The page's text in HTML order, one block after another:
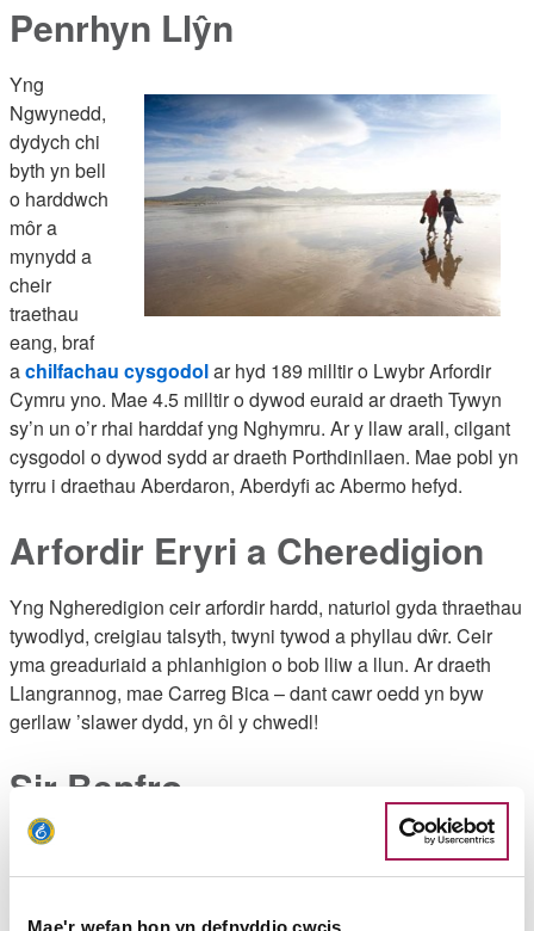
Mae'r wefan hon yn defnyddio cwcis
Penrhyn Llŷn
Yng
Ngwynedd,
dydych chi
byth yn bell
o harddwch
môr a
mynydd a
cheir
traethau
eang, braf
achilfachau cysgodolar hyd 189 milltir o Lwybr Arfordir
Cymru yno. Mae 4.5 milltir o dywod euraid ar draeth Tywyn
sy’n un o’r rhai harddaf yng Nghymru. Ar y llaw arall, cilgant
cysgodol o dywod sydd ar draeth Porthdinllaen. Mae pobl yn
tyrru i draethau Aberdaron, Aberdyfi ac Abermo hefyd.
Arfordir Eryri a Cheredigion
Yng Ngheredigion ceir arfordir hardd, naturiol gyda thraethau
tywodlyd, creigiau talsyth, twyni tywod a phyllau dŵr. Ceir
yma greaduriaid a phlanhigion o bob lliw a llun. Ar draeth
Llangrannog, mae Carreg Bica – dant cawr oedd yn byw
gerllaw ’slawer dydd, yn ôl y chwedl!
Sir Benfro
Dyma ardal sy’n enwog am ei
- dros 50 ohonynt a
llawer wedi ennill gwobrau. Ceir yma drefi glan môr prysur a